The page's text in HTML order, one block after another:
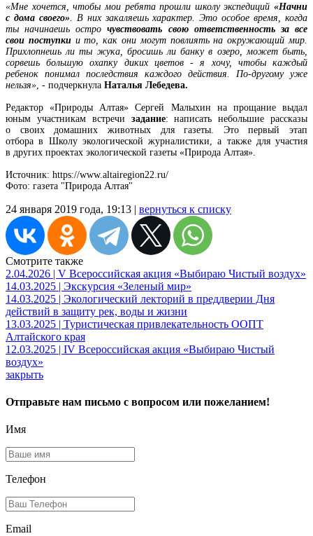
«Мне хочется, чтобы мои ребята прошли школу экспедиций «Начни
с дома своего» . В них закаляешь характер. Это особое время, когда
ты начинаешь острочувствовать свою ответственность за все
свои поступкии то, как они могут повлиять на окружающий мир.
Прихлопнешь ли ты жука, бросишь ли банку в озеро, может быть,
сорвешь большую охапку диких цветов - я хочу, чтобы каждый
ребенок понимал последствия каждого действия. По-другому уже
нельзя» , - подчеркнула Наталья Лебедева.
Редактор «Природы Алтая» Сергей Малыхин на прощание выдал
юным участникам встречи задание: написать небольшие рассказы
о своих домашних животных для газеты. Это первый этап
отбора в Школу экологической журналистики, а также для участия
в других проектах экологической газеты «Природа Алтая».
Источник: https://www.altairegion22.ru/
Фото: газета "Природа Алтая"
24 января 2019 года, 19:13 | вернуться к списку
Смотрите также
2.04.2026 | V Всероссийская акция «Выбираю Чистый воздух»
14.03.2025 | Экскурсия «Зеленый мир»
14.03.2025 | Экологический лекторий в преддверии Дня
действий в защиту рек, воды и жизни
13.03.2025 | Туристическая привлекательность ООПТ
Алтайского края
12.03.2025 | IV Всероссийская акция «Выбираю Чистый
воздух»
закрыть
Отправьте нам письмо с вопросом или пожеланием!
Имя
Телефон
Email